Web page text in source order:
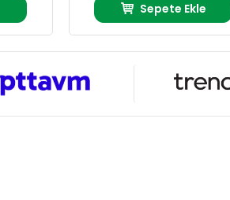
Sepete Ekle